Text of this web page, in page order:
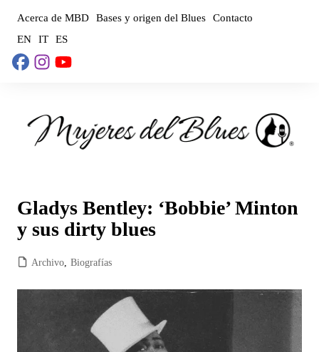
contenido
Acerca de MBD Bases y origen del Blues
Contacto
EN
IT ES
Gladys Bentley: ‘Bobbie’ Minton
y sus dirty blues
Archivo, Biografías